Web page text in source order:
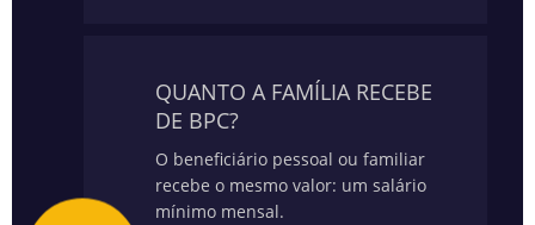
QUANTO A FAMÍLIA RECEBE
DE BPC?
O beneficiário pessoal ou familiar
recebe o mesmo valor: um salário
mínimo mensal.